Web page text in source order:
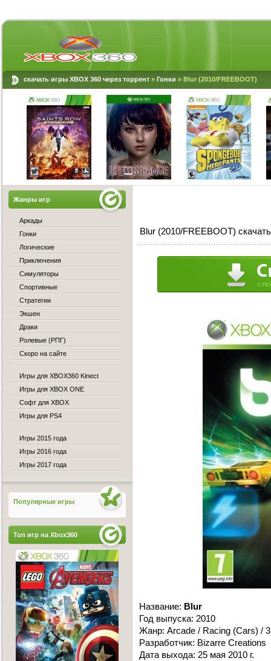
скачать игры XBOX 360 через торрент » Гонки » Blur (2010/FREEBOOT)
Blur (2010/FREEBOOT)
Название: Blur
Год выпуска: 2010
Жанр: Arcade / Racing (Cars) /
Разработчик: Bizarre Creations
Дата выхода: 25 мая 2010 г.
Жанры игр
Аркады
Гонки
Логические
Приключения
Симуляторы
Спортивные
Стратегии
Экшен
Драки
Ролевые (РПГ)
Скоро на сайте
Игры для XBOX360 Kinect
Игры для XBOX ONE
Софт для XBOX
Игры для PS4
Игры 2015 года
Игры 2016 года
Игры 2017 года
Популярные игры
Топ игр на Xbox360